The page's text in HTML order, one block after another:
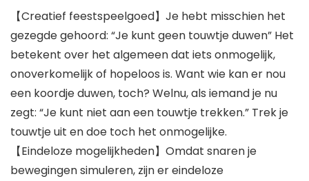
【Creatief feestspeelgoed】Je hebt misschien het
gezegde gehoord: “Je kunt geen touwtje duwen” Het
betekent over het algemeen dat iets onmogelijk,
onoverkomelijk of hopeloos is. Want wie kan er nou
een koordje duwen, toch? Welnu, als iemand je nu
zegt: “Je kunt niet aan een touwtje trekken.” Trek je
touwtje uit en doe toch het onmogelijke.
【Eindeloze mogelijkheden】Omdat snaren je
bewegingen simuleren, zijn er eindeloze